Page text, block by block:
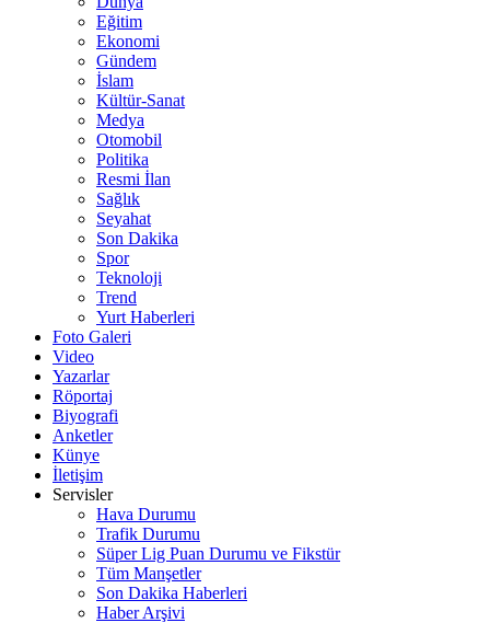
Eğitim
Ekonomi
Gündem
İslam
Kültür-Sanat
Medya
Otomobil
Politika
Resmi İlan
Sağlık
Seyahat
Son Dakika
Spor
Teknoloji
Trend
Yurt Haberleri
Foto Galeri
Video
Yazarlar
Röportaj
Biyografi
Anketler
Künye
İletişim
Servisler
Hava Durumu
Trafik Durumu
Süper Lig Puan Durumu ve Fikstür
Tüm Manşetler
Son Dakika Haberleri
Haber Arşivi